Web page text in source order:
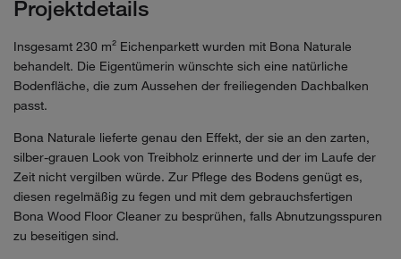
Projektdetails
Insgesamt 230 m² Eichenparkett wurden mit Bona Naturale
behandelt. Die Eigentümerin wünschte sich eine natürliche
Bodenfläche, die zum Aussehen der freiliegenden Dachbalken
passt.
Bona Naturale lieferte genau den Effekt, der sie an den zarten,
silber-grauen Look von Treibholz erinnerte und der im Laufe der
Zeit nicht vergilben würde. Zur Pflege des Bodens genügt es,
diesen regelmäßig zu fegen und mit dem gebrauchsfertigen
Bona Wood Floor Cleaner zu besprühen, falls Abnutzungsspuren
zu beseitigen sind.